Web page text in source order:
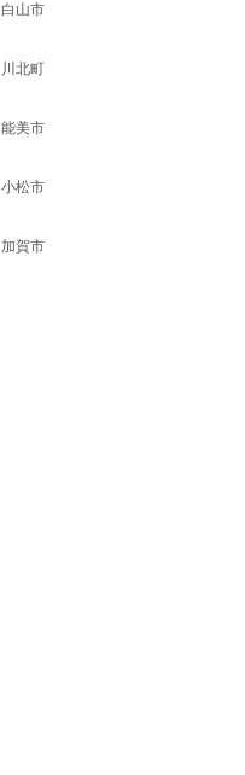
白山市
川北町
能美市
小松市
加賀市